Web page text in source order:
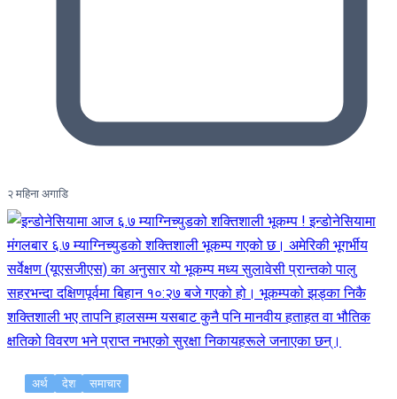
२ महिना अगाडि
अर्थ देश समाचार